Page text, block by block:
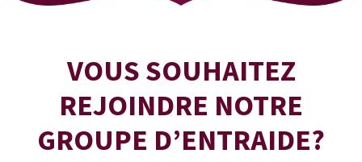
VOUS SOUHAITEZ
REJOINDRE NOTRE
GROUPE D’ENTRAIDE?